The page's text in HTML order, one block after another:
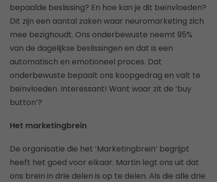
bepaalde beslissing? En hoe kan je dit beïnvloeden?
Dit zijn een aantal zaken waar neuromarketing zich
mee bezighoudt. Ons onderbewuste neemt 95%
van de dagelijkse beslissingen en dat is een
automatisch en emotioneel proces. Dat
onderbewuste bepaalt ons koopgedrag en valt te
beïnvloeden. Interessant! Want waar zit de ‘buy
button’?
Het marketingbrein
De organisatie die het ‘Marketingbrein’ begrijpt
heeft het goed voor elkaar. Martin legt ons uit dat
ons brein in drie delen is op te delen. Als die alle drie